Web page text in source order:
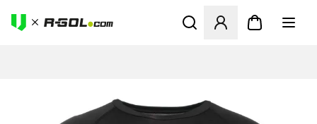
Odpre Modal za prijavo ali